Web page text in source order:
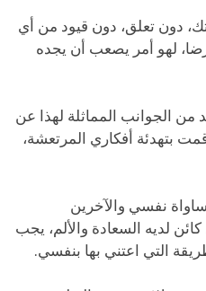
دون تعلق، دون قيود من أي
لهو أمر يصعب أن يجده
من الجوانب المماثلة لهذا عن
بتهدئة أفكاري المرتعشة،
نفسي والآخرين
لديه السعادة والألم، يجب
التي اعتني بها بنفسي.